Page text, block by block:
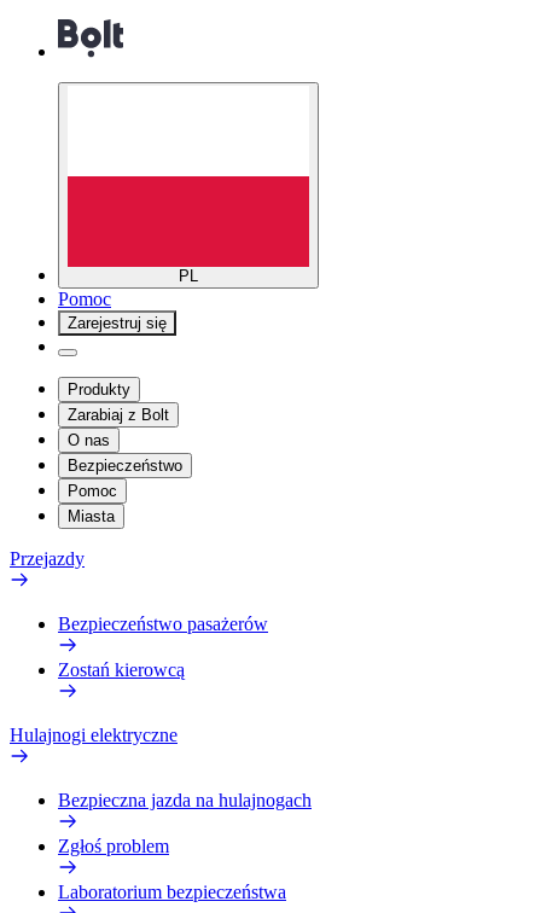
PL
Pomoc
Zarejestruj się
Produkty
Zarabiaj z Bolt
O nas
Bezpieczeństwo
Pomoc
Miasta
Przejazdy
Bezpieczeństwo pasażerów
Zostań kierowcą
Hulajnogi elektryczne
Bezpieczna jazda na hulajnogach
Zgłoś problem
Laboratorium bezpieczeństwa